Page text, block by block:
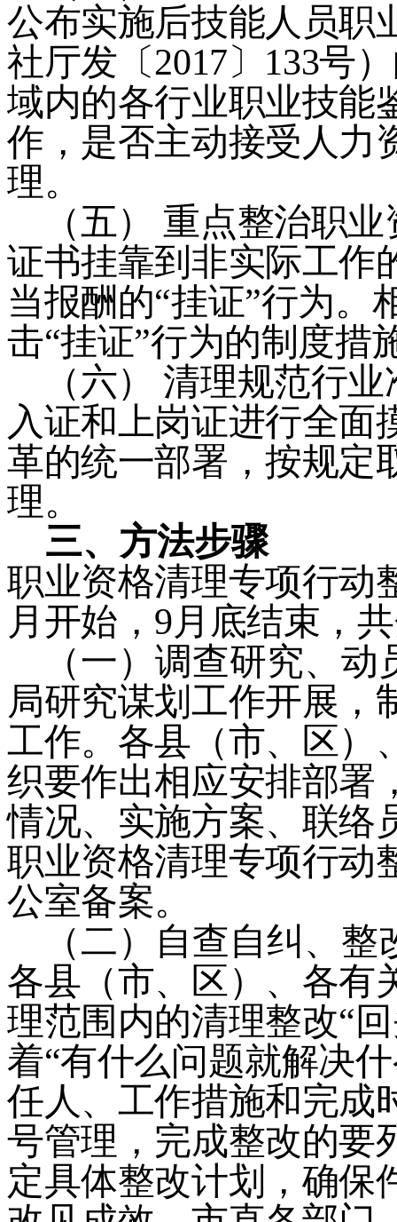
公布实施后技能人员职
社厅发〔2017〕 133号
域内的各行业职业技能
作，是否主动接受人力
理。
（五）
重点整治职
证书挂靠到非实际工作
当报酬的“挂证”行为。
击“挂证”行为的制度措
（六）
清理规范行
入证和上岗证进行全面
革的统一部署，按规定
理。
三、 方法步骤
职业资格清理专项行动
月开始， 9月底结束，
（一）调查研究、动
局研究谋划工作开展，
工作。各县（市、区）
织要作出相应安排部署
情况、实施方案、联络
职业资格清理专项行动
公室备案。
（二）
自查自纠、整
各县（市、区）、各有
理范围内的清理整改“
着“有什么问题就解决
任人、工作措施和完成
号管理，完成整改的要
定具体整改计划，确保